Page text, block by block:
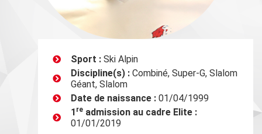
Sport :Ski Alpin
Discipline(s) :Combiné, Super-G, Slalom
Géant, Slalom
Date de naissance :01/04/1999
1 readmission au cadre Elite :
01/01/2019